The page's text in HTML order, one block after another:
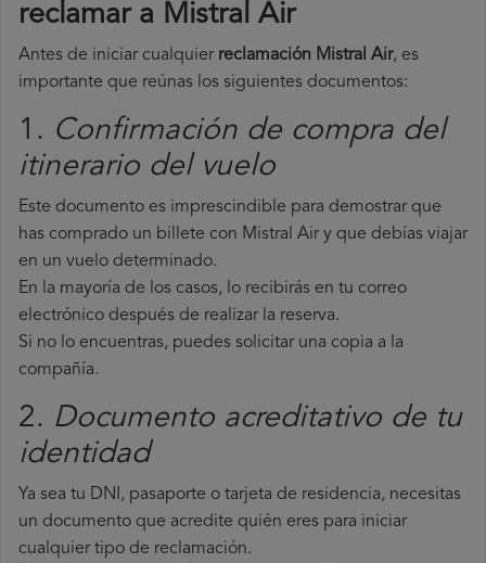
reclamar a Mistral Air
Antes de iniciar cualquier reclamación Mistral Air, es
importante que reúnas los siguientes documentos:
1. Confirmación de compra del
itinerario del vuelo
Este documento es imprescindible para demostrar que
has comprado un billete con Mistral Air y que debías viajar
en un vuelo determinado.
En la mayoría de los casos, lo recibirás en tu correo
electrónico después de realizar la reserva.
Si no lo encuentras, puedes solicitar una copia a la
compañía.
2. Documento acreditativo de tu
identidad
Ya sea tu DNI, pasaporte o tarjeta de residencia, necesitas
un documento que acredite quién eres para iniciar
cualquier tipo de reclamación.